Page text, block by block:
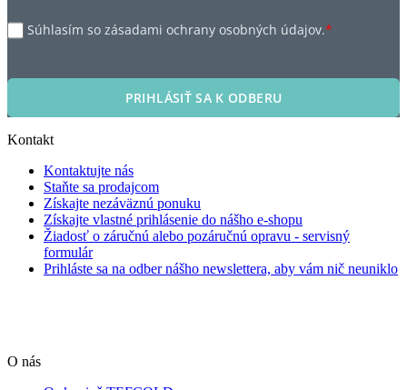
Súhlasím so zásadami ochrany osobných údajov.*
PRIHLÁSIŤ SA K ODBERU
Kontakt
Kontaktujte nás
Staňte sa prodajcom
Získajte nezáväznú ponuku
Získajte vlastné prihlásenie do nášho e-shopu
Žiadosť o záručnú alebo pozáručnú opravu - servisný
formulár
Prihláste sa na odber nášho newslettera, aby vám nič neuniklo
O nás